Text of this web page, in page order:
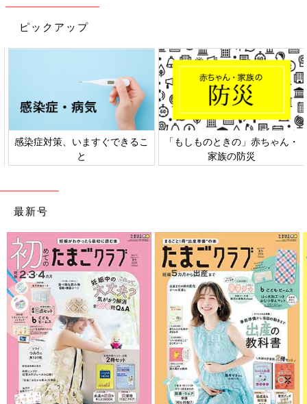
ピックアップ
感染症対策、いますぐできるこ
と
「もしものときの」赤ちゃん・
家族の防災
最新号